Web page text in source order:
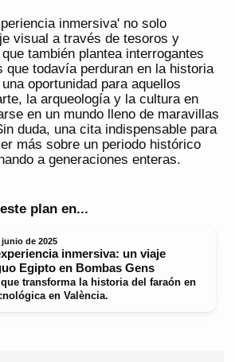
inmersiva' no solo
visual a través de tesoros y
también plantea interrogantes
que todavía perduran en la historia
oportunidad para aquellos
la arqueología y la cultura en
en un mundo lleno de maravillas
duda, una cita indispensable para
más sobre un periodo histórico
a generaciones enteras.
plan en...
junio de 2025
inmersiva: un viaje
Egipto en Bombas Gens
transforma la historia del faraón en
en València.